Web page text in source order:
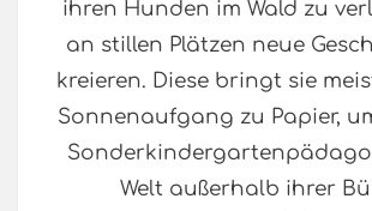
ihren Hunden im Wald zu
an stillen Plätzen neue
kreieren. Diese bringt sie
Sonnenaufgang zu Papier,
Welt außerhalb ihrer